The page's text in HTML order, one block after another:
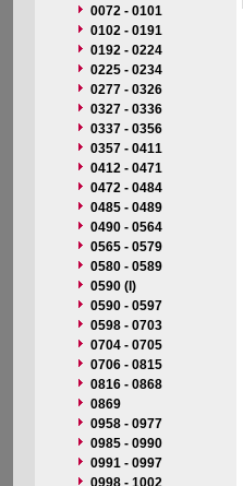
0072 - 0101
0102 - 0191
0192 - 0224
0225 - 0234
0277 - 0326
0327 - 0336
0337 - 0356
0357 - 0411
0412 - 0471
0472 - 0484
0485 - 0489
0490 - 0564
0565 - 0579
0580 - 0589
0590 (I)
0590 - 0597
0598 - 0703
0704 - 0705
0706 - 0815
0816 - 0868
0869
0958 - 0977
0985 - 0990
0991 - 0997
0998 - 1002